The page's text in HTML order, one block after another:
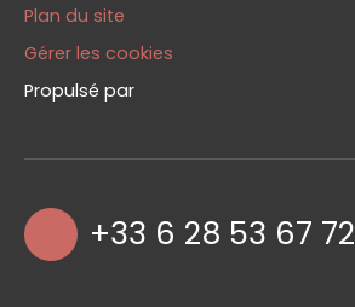
Plan du site
Gérer les cookies
Propulsé par
+33 6 28 53 67 72